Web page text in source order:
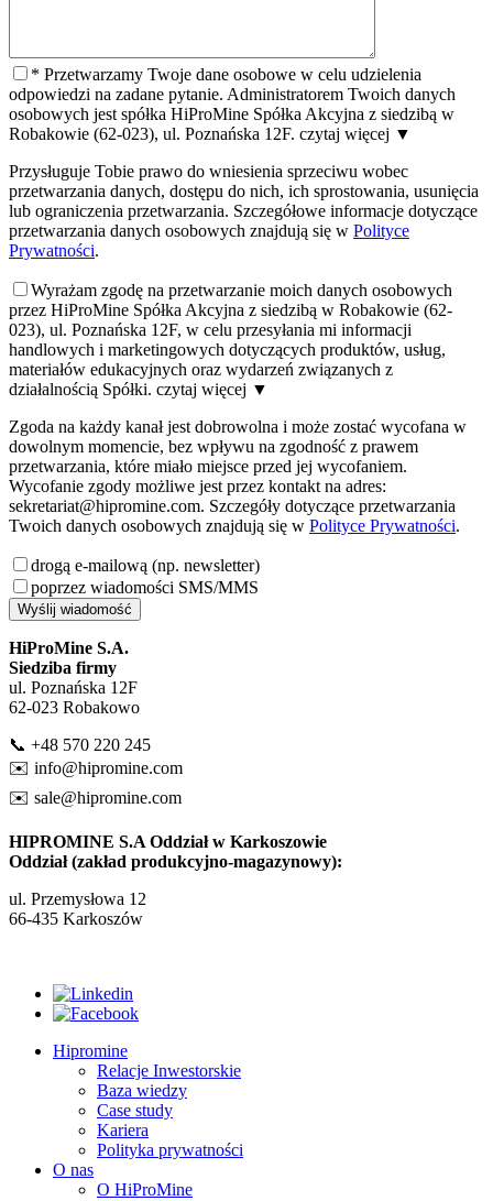
* Przetwarzamy Twoje dane osobowe w celu udzielenia
odpowiedzi na zadane pytanie. Administratorem Twoich danych
osobowych jest spółka HiProMine Spółka Akcyjna z siedzibą w
Robakowie (62-023), ul. Poznańska 12F. czytaj więcej ▼
Przysługuje Tobie prawo do wniesienia sprzeciwu wobec
przetwarzania danych, dostępu do nich, ich sprostowania, usunięcia
lub ograniczenia przetwarzania. Szczegółowe informacje dotyczące
przetwarzania danych osobowych znajdują się w Polityce
Prywatności.
Wyrażam zgodę na przetwarzanie moich danych osobowych
przez HiProMine Spółka Akcyjna z siedzibą w Robakowie (62-
023), ul. Poznańska 12F, w celu przesyłania mi informacji
handlowych i marketingowych dotyczących produktów, usług,
materiałów edukacyjnych oraz wydarzeń związanych z
działalnością Spółki. czytaj więcej ▼
Zgoda na każdy kanał jest dobrowolna i może zostać wycofana w
dowolnym momencie, bez wpływu na zgodność z prawem
przetwarzania, które miało miejsce przed jej wycofaniem.
Wycofanie zgody możliwe jest przez kontakt na adres:
sekretariat@hipromine.com. Szczegóły dotyczące przetwarzania
Twoich danych osobowych znajdują się w Polityce Prywatności.
drogą e-mailową (np. newsletter)
poprzez wiadomości SMS/MMS
Wyślij wiadomość
HiProMine S.A.
Siedziba firmy
ul. Poznańska 12F
62-023 Robakowo
📞 +48 570 220 245
✉️ info@hipromine.com
✉️ sale@hipromine.com
HIPROMINE S.A Oddział w Karkoszowie
Oddział (zakład produkcyjno-magazynowy):
ul. Przemysłowa 12
66-435 Karkoszów
Hipromine
Relacje Inwestorskie
Baza wiedzy
Case study
Kariera
Polityka prywatności
O nas
O HiProMine